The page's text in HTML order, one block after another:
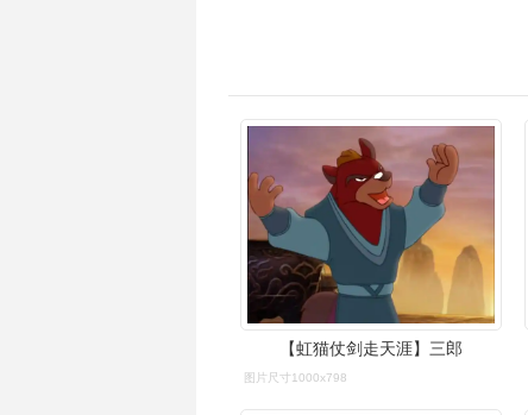
【虹猫仗剑走天涯】三郎
图片尺寸1000x798